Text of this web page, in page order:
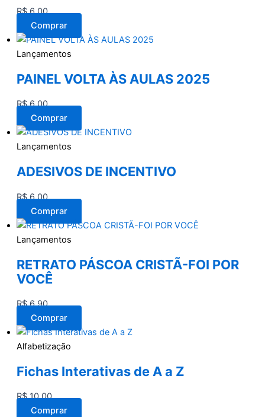
R$6,00
Comprar
Lançamentos
PAINEL VOLTA ÀS AULAS 2025
R$6,00
Comprar
Lançamentos
ADESIVOS DE INCENTIVO
R$6,00
Comprar
Lançamentos
RETRATO PÁSCOA CRISTÃ-FOI POR
VOCÊ
R$6,90
Comprar
Alfabetização
Fichas Interativas de A a Z
R$10,00
Comprar